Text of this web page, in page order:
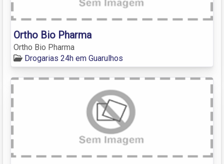
Ortho Bio Pharma
Ortho Bio Pharma
Drogarias 24h em Guarulhos